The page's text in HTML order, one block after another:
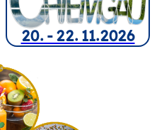
20. - 22. 11.2026